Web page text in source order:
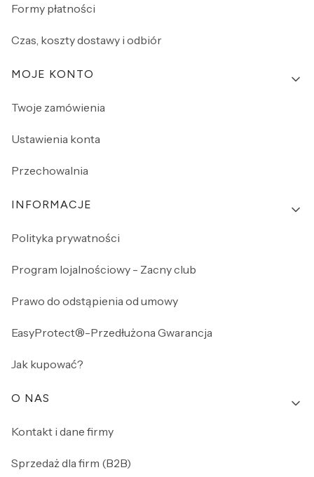
Formy płatności
Czas, koszty dostawy i odbiór
MOJE KONTO
Twoje zamówienia
Ustawienia konta
Przechowalnia
INFORMACJE
Polityka prywatności
Program lojalnościowy - Zacny club
Prawo do odstąpienia od umowy
EasyProtect®-Przedłużona Gwarancja
Jak kupować?
O NAS
Kontakt i dane firmy
Sprzedaż dla firm (B2B)